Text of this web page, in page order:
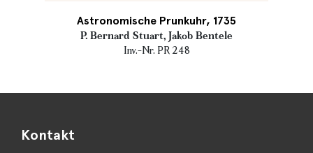
Astronomische Prunkuhr, 1735
P. Bernard Stuart, Jakob Bentele
Inv.-Nr. PR 248
Kontakt